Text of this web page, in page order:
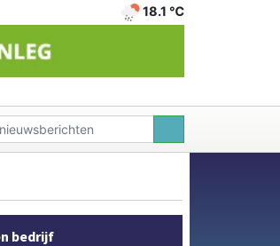
18.1 ℃
bedrijf